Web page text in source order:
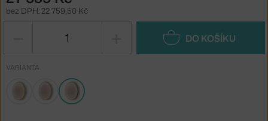
bez DPH: 22 759,50 Kč
DO KOŠÍKU
VARIANTA